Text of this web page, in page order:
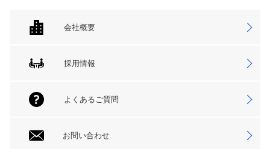
会社概要
採用情報
よくあるご質問
お問い合わせ